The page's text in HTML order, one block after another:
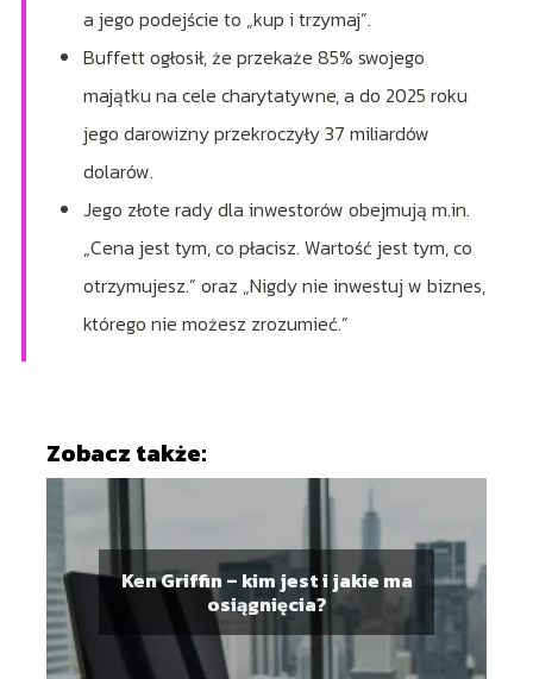
a jego podejście to „kup i trzymaj”.
Buffett ogłosił, że przekaże 85% swojego
majątku na cele charytatywne, a do 2025 roku
jego darowizny przekroczyły 37 miliardów
dolarów.
Jego złote rady dla inwestorów obejmują m.in.
„Cena jest tym, co płacisz. Wartość jest tym, co
otrzymujesz.” oraz „Nigdy nie inwestuj w biznes,
którego nie możesz zrozumieć.”
Zobacz także:
Ken Griffin – kim jest i jakie ma
osiągnięcia?